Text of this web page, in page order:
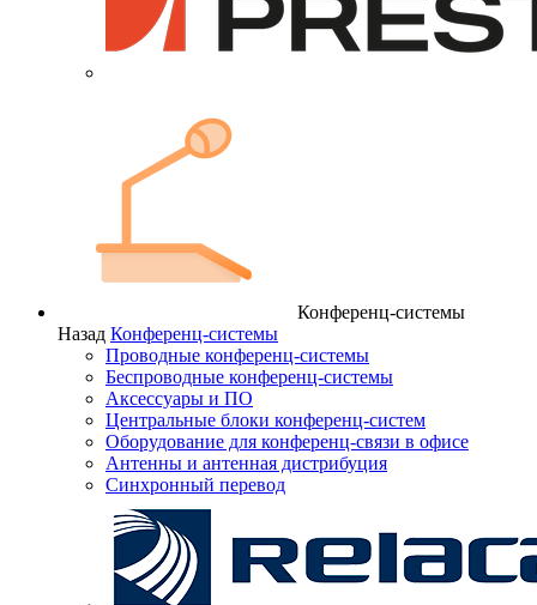
Конференц-системы
Назад Конференц-системы
Проводные конференц-системы
Беспроводные конференц-системы
Аксессуары и ПО
Центральные блоки конференц-систем
Оборудование для конференц-связи в офисе
Антенны и антенная дистрибуция
Синхронный перевод